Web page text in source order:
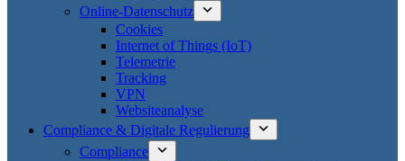
Online-Datenschutz
Cookies
Internet of Things (IoT)
Telemetrie
Tracking
VPN
Websiteanalyse
Compliance & Digitale Regulierung
Compliance